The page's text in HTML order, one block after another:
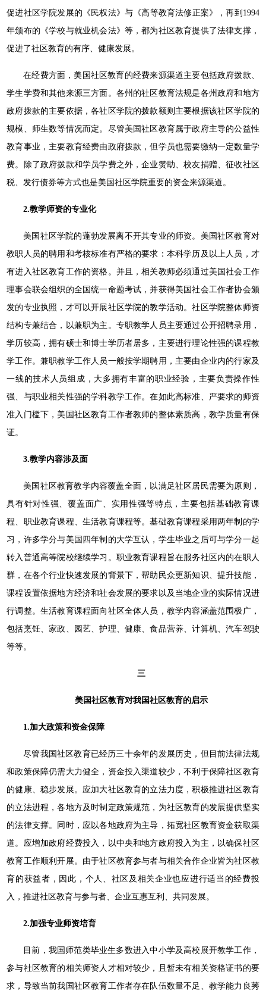
促进社区学院发展的《民权法》与《高等教育法修正案》，再到1994
年颁布的《学校与就业机会法》等，都为社区教育提供了法律支撑，
促进了社区教育的有序、健康发展。
在经费方面，美国社区教育的经费来源渠道主要包括政府拨款、
学生学费和其他来源三方面。各州的社区教育法规是各州政府和地方
政府拨款的主要依据，各社区学院的拨款额则主要根据该社区学院的
规模、师生数等情况而定。尽管美国社区教育属于政府主导的公益性
教育事业，主要教育经费由政府拨款，但学员也需要缴纳一定数量学
费。除了政府拨款和学员学费之外，企业赞助、校友捐赠、征收社区
税、发行债券等方式也是美国社区学院重要的资金来源渠道。
2.教学师资的专业化
美国社区学院的蓬勃发展离不开其专业的师资。美国社区教育对
教职人员的聘用和考核标准有严格的要求：本科学历及以上人员，才
有进入社区教育工作的资格。并且，相关教师必须通过美国社会工作
理事会联会组织的全国统一命题考试，并获得美国社会工作者协会颁
发的专业执照，才可以开展社区学院的教学活动。社区学院整体师资
结构专兼结合，以兼职为主。专职教学人员主要通过公开招聘录用，
学历较高，拥有硕士和博士学历者居多，主要进行理论性强的课程教
学工作。兼职教学工作人员一般按学期聘用，主要由企业内的行家及
一线的技术人员组成，大多拥有丰富的职业经验，主要负责操作性
强、与职业相关性强的学科教学工作。在如此高标准、严要求的师资
准入门槛下，美国社区教育工作者教师的整体素质高，教学质量有保
证。
3.教学内容涉及面
美国社区教育教学内容覆盖全面，以满足社区居民需要为原则，
具有针对性强、覆盖面广、实用性强等特点，主要包括基础教育课
程、职业教育课程、生活教育课程等。基础教育课程采用两年制的学
习，许多学分与美国四年制的大学互认，学生毕业之后可与学分一起
转入普通高等院校继续学习。职业教育课程旨在服务社区内的在职人
群，在各个行业快速发展的背景下，帮助民众更新知识、提升技能，
课程设置依据地方经济和社会发展的要求以及当地企业的实际情况进
行调整。生活教育课程面向社区全体人员，教学内容涵盖范围极广，
包括烹饪、家政、园艺、护理、健康、食品营养、计算机、汽车驾驶
等等。
三
美国社区教育对我国社区教育的启示
1.加大政策和资金保障
尽管我国社区教育已经历三十余年的发展历史，但目前法律法规
和政策保障仍需大力健全，资金投入渠道较少，不利于保障社区教育
的健康、稳步发展。应加大社区教育的立法力度，积极推进社区教育
的立法进程，各地方及时制定政策规范，为社区教育的发展提供坚实
的法律支撑。同时，应以各地政府为主导，拓宽社区教育资金获取渠
道。应增加政府经费投入，以中央和地方政府投入为主，以确保社区
教育工作顺利开展。由于社区教育参与者与相关合作企业皆为社区教
育的获益者，因此，个人、社区及相关企业也应进行适当的经费投
入，推进社区教育与参与者、企业互惠互利、共同发展。
2.加强专业师资培育
目前，我国师范类毕业生多数进入中小学及高校展开教学工作，
参与社区教育的相关师资人才相对较少，且暂未有相关资格证书的要
求，导致当前我国社区教育工作者存在队伍数量不足、教学能力良莠